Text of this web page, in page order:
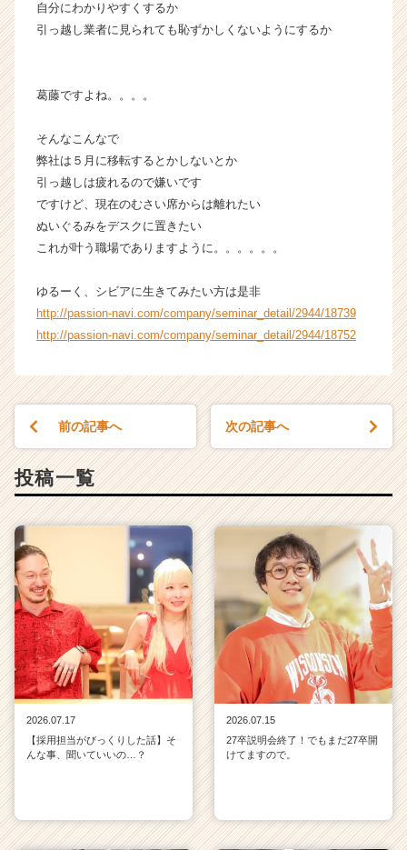
自分にわかりやすくするか
引っ越し業者に見られても恥ずかしくないようにするか
葛藤ですよね。。。。
そんなこんなで
弊社は５月に移転するとかしないとか
引っ越しは疲れるので嫌いです
ですけど、現在のむさい席からは離れたい
ぬいぐるみをデスクに置きたい
これが叶う職場でありますように。。。。。。
ゆるーく、シビアに生きてみたい方は是非
http://passion-navi.com/company/seminar_detail/2944/18739
http://passion-navi.com/company/seminar_detail/2944/18752
前の記事へ 次の記事へ
投稿一覧
2026.07.17
【採用担当がびっくりした話】そ
んな事、聞いていいの…？
2026.07.15
27卒説明会終了！でもまだ27卒開
けてますので。